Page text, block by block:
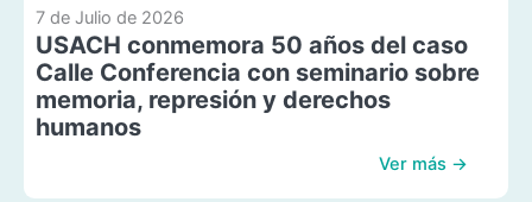
7 de Julio de 2026
USACH conmemora 50 años del caso
Calle Conferencia con seminario sobre
memoria, represión y derechos
humanos
Ver más →